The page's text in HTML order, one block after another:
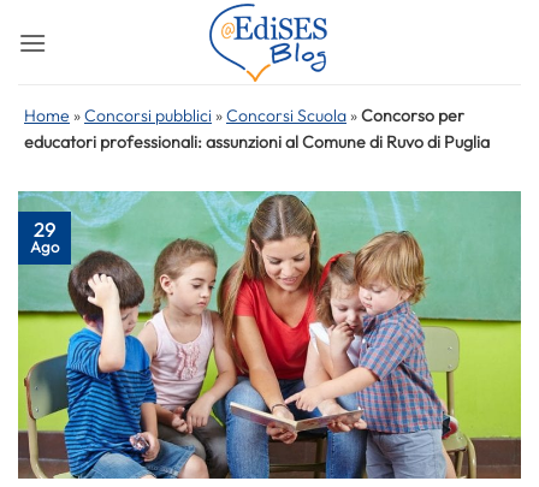
Home »Concorsi pubblici »Concorsi Scuola »Concorso per
educatori professionali: assunzioni al Comune di Ruvo di Puglia
29
Ago